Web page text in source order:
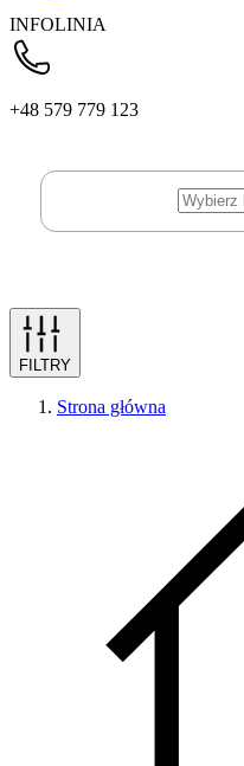
INFOLINIA
+48 579 779 123
FILTRY
Strona główna